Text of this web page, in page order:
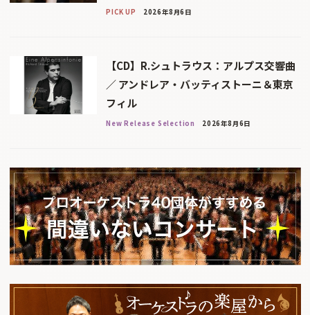
PICK UP 2026年8月6日
【CD】R.シュトラウス：アルプス交響曲
／ アンドレア・バッティストーニ＆東京
フィル
New Release Selection 2026年8月6日